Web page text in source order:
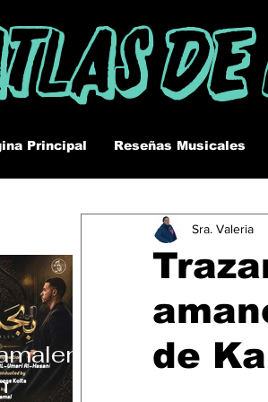
De
Principal Reseñas Musicales
de
Sra. Valeria